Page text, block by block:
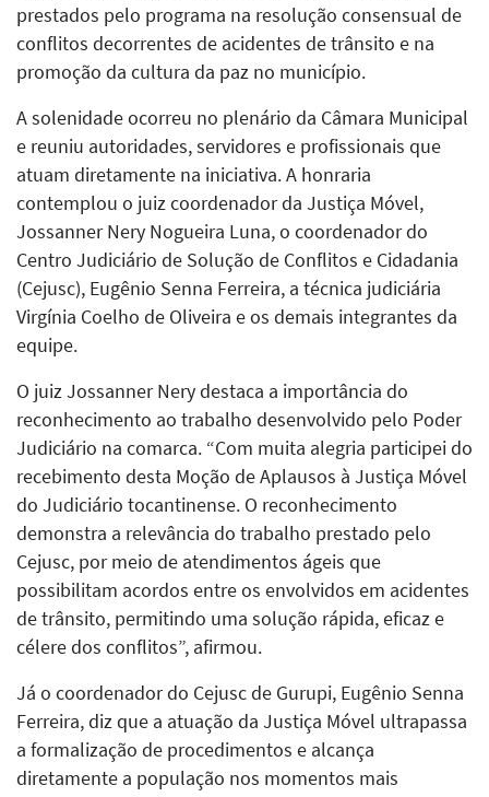
prestados pelo programa na resolução consensual de
conflitos decorrentes de acidentes de trânsito e na
promoção da cultura da paz no município.
A solenidade ocorreu no plenário da Câmara Municipal
e reuniu autoridades, servidores e profissionais que
atuam diretamente na iniciativa. A honraria
contemplou o juiz coordenador da Justiça Móvel,
Jossanner Nery Nogueira Luna, o coordenador do
Centro Judiciário de Solução de Conflitos e Cidadania
(Cejusc), Eugênio Senna Ferreira, a técnica judiciária
Virgínia Coelho de Oliveira e os demais integrantes da
equipe.
O juiz Jossanner Nery destaca a importância do
reconhecimento ao trabalho desenvolvido pelo Poder
Judiciário na comarca. “Com muita alegria participei do
recebimento desta Moção de Aplausos à Justiça Móvel
do Judiciário tocantinense. O reconhecimento
demonstra a relevância do trabalho prestado pelo
Cejusc, por meio de atendimentos ágeis que
possibilitam acordos entre os envolvidos em acidentes
de trânsito, permitindo uma solução rápida, eficaz e
célere dos conflitos”, afirmou.
Já o coordenador do Cejusc de Gurupi, Eugênio Senna
Ferreira, diz que a atuação da Justiça Móvel ultrapassa
a formalização de procedimentos e alcança
diretamente a população nos momentos mais